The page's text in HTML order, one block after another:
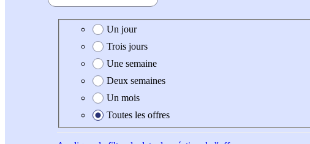
Date de création de l'offre
Un jour
Trois jours
Une semaine
Deux semaines
Un mois
Toutes les offres